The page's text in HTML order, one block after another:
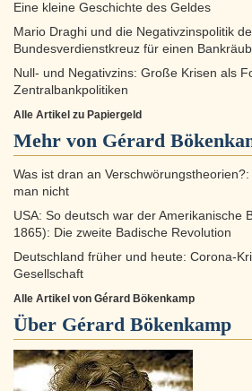
Eine kleine Geschichte des Geldes
Mario Draghi und die Negativzinspolitik
Bundesverdienstkreuz für einen
Null- und Negativzins: Große Krisen als
Zentralbankpolitiken
Alle Artikel zu Papiergeld
Mehr von Gérard
Was ist dran an
man nicht
USA: So deutsch war der Amerikanische
1865): Die zweite Badische Revolution
Deutschland früher und heute: Corona-
Gesellschaft
Alle Artikel von Gérard Bökenkamp
Über Gérard Bökenkamp